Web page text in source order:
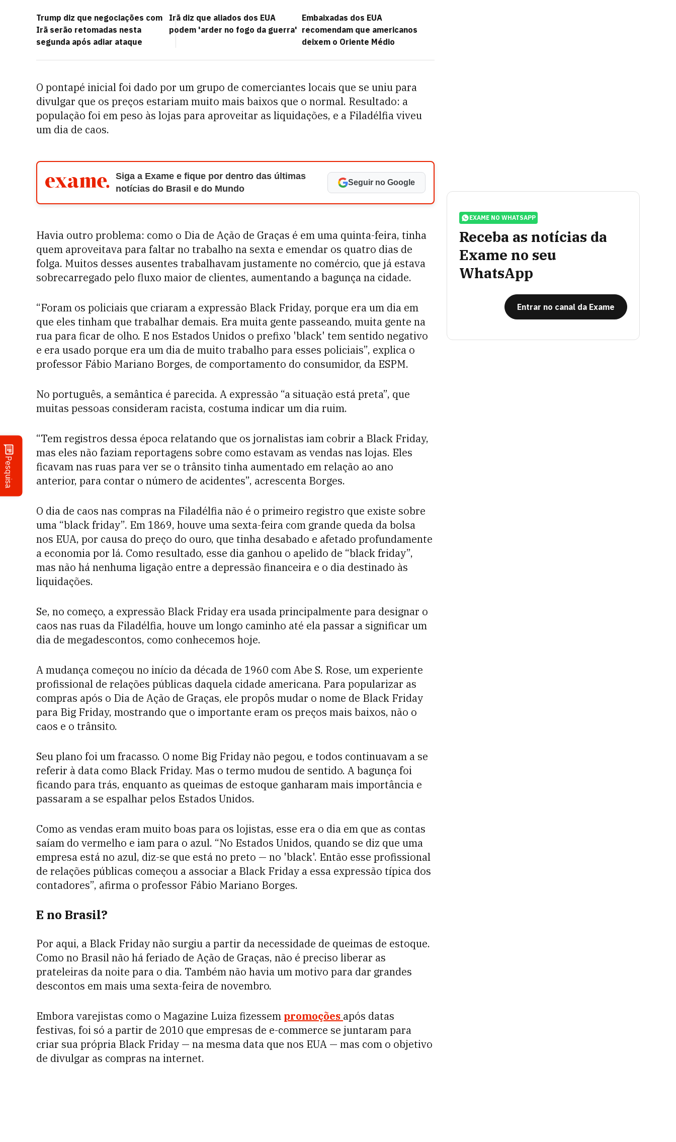
Pesquisa
Trump diz que negociações com
Irã serão retomadas nesta
segunda após adiar ataque
Irã diz que aliados dos EUA
podem 'arder no fogo da guerra'
Embaixadas dos EUA
recomendam que americanos
deixem o Oriente Médio
O pontapé inicial foi dado por um grupo de comerciantes locais que se uniu para
divulgar que os preços estariam muito mais baixos que o normal. Resultado: a
população foi em peso às lojas para aproveitar as liquidações, e a Filadélfia viveu
um dia de caos.
Siga a Exame e fique por dentro das últimas
notícias do Brasil e do Mundo
Seguir no Google
Havia outro problema: como o Dia de Ação de Graças é em uma quinta-feira, tinha
quem aproveitava para faltar no trabalho na sexta e emendar os quatro dias de
folga. Muitos desses ausentes trabalhavam justamente no comércio, que já estava
sobrecarregado pelo fluxo maior de clientes, aumentando a bagunça na cidade.
“Foram os policiais que criaram a expressão Black Friday, porque era um dia em
que eles tinham que trabalhar demais. Era muita gente passeando, muita gente na
rua para ficar de olho. E nos Estados Unidos o prefixo 'black' tem sentido negativo
e era usado porque era um dia de muito trabalho para esses policiais”, explica o
professor Fábio Mariano Borges, de comportamento do consumidor, da ESPM.
No português, a semântica é parecida. A expressão “a situação está preta”, que
muitas pessoas consideram racista, costuma indicar um dia ruim.
“Tem registros dessa época relatando que os jornalistas iam cobrir a Black Friday,
mas eles não faziam reportagens sobre como estavam as vendas nas lojas. Eles
ficavam nas ruas para ver se o trânsito tinha aumentado em relação ao ano
anterior, para contar o número de acidentes”, acrescenta Borges.
O dia de caos nas compras na Filadélfia não é o primeiro registro que existe sobre
uma “black friday”. Em 1869, houve uma sexta-feira com grande queda da bolsa
nos EUA, por causa do preço do ouro, que tinha desabado e afetado profundamente
a economia por lá. Como resultado, esse dia ganhou o apelido de “black friday”,
mas não há nenhuma ligação entre a depressão financeira e o dia destinado às
liquidações.
Se, no começo, a expressão Black Friday era usada principalmente para designar o
caos nas ruas da Filadélfia, houve um longo caminho até ela passar a significar um
dia de megadescontos, como conhecemos hoje.
A mudança começou no início da década de 1960 com Abe S. Rose, um experiente
profissional de relações públicas daquela cidade americana. Para popularizar as
compras após o Dia de Ação de Graças, ele propôs mudar o nome de Black Friday
para Big Friday, mostrando que o importante eram os preços mais baixos, não o
caos e o trânsito.
Seu plano foi um fracasso. O nome Big Friday não pegou, e todos continuavam a se
referir à data como Black Friday. Mas o termo mudou de sentido. A bagunça foi
ficando para trás, enquanto as queimas de estoque ganharam mais importância e
passaram a se espalhar pelos Estados Unidos.
Como as vendas eram muito boas para os lojistas, esse era o dia em que as contas
saíam do vermelho e iam para o azul. “No Estados Unidos, quando se diz que uma
empresa está no azul, diz-se que está no preto — no 'black'. Então esse profissional
de relações públicas começou a associar a Black Friday a essa expressão típica dos
contadores”, afirma o professor Fábio Mariano Borges.
E no Brasil?
Por aqui, a Black Friday não surgiu a partir da necessidade de queimas de estoque.
Como no Brasil não há feriado de Ação de Graças, não é preciso liberar as
prateleiras da noite para o dia. Também não havia um motivo para dar grandes
descontos em mais uma sexta-feira de novembro.
Embora varejistas como o Magazine Luiza fizessem promoções após datas
festivas, foi só a partir de 2010 que empresas de e-commerce se juntaram para
criar sua própria Black Friday — na mesma data que nos EUA — mas com o objetivo
de divulgar as compras na internet.
EXAME NO WHATSAPP
Receba as notícias da
Exame no seu
WhatsApp
Entrar no canal da Exame